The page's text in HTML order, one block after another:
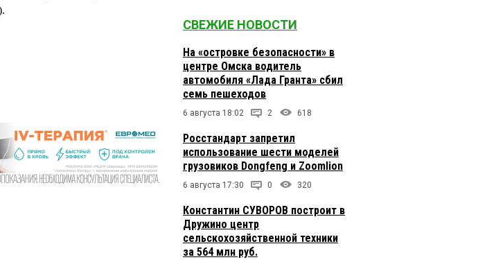
СВЕЖИЕ НОВОСТИ
На «островке безопасности» в
центре Омска водитель
автомобиля «Лада Гранта» сбил
семь пешеходов
6 августа 18:02 2 618
Росстандарт запретил
использование шести моделей
грузовиков Dongfeng и Zoomlion
6 августа 17:30 0 320
Константин СУВОРОВ построит в
Дружино центр
сельскохозяйственной техники
за 564 млн руб.